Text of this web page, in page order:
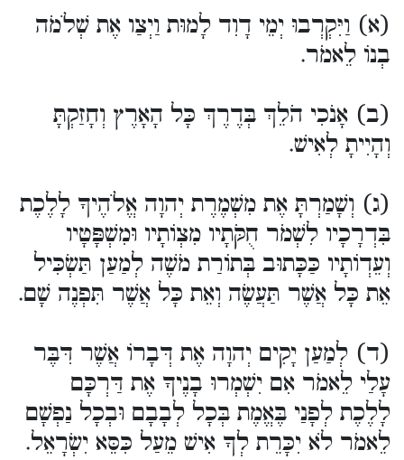
(א) וַיִּקְרְבוּ יְמֵי דָוִד לָמוּת וַיְצַו אֶת שְׁלֹמֹה
בְנוֹ לֵאמֹר.
(ב) אָנֹכִי הֹלֵךְ בְּדֶרֶךְ כָּל הָאָרֶץ וְחָזַקְתָּ
וְהָיִיתָ לְאִישׁ.
(ג) וְשָׁמַרְתָּ אֶת מִשְׁמֶרֶת יְהוָה אֱלֹהֶיךָ לָלֶכֶת
בִּדְרָכָיו לִשְׁמֹר חֻקֹּתָיו מִצְו‍ֹתָיו וּמִשְׁפָּטָיו
וְעֵדְו‍ֹתָיו כַּכָּתוּב בְּתוֹרַת מֹשֶׁה לְמַעַן תַּשְׂכִּיל
אֵת כָּל אֲשֶׁר תַּעֲשֶׂה וְאֵת כָּל אֲשֶׁר תִּפְנֶה שָׁם.
(ד) לְמַעַן יָקִים יְהוָה אֶת דְּבָרוֹ אֲשֶׁר דִּבֶּר
עָלַי לֵאמֹר אִם יִשְׁמְרוּ בָנֶיךָ אֶת דַּרְכָּם
לָלֶכֶת לְפָנַי בֶּאֱמֶת בְּכָל לְבָבָם וּבְכָל נַפְשָׁם
לֵאמֹר לֹא יִכָּרֵת לְךָ אִישׁ מֵעַל כִּסֵּא יִשְׂרָאֵל.